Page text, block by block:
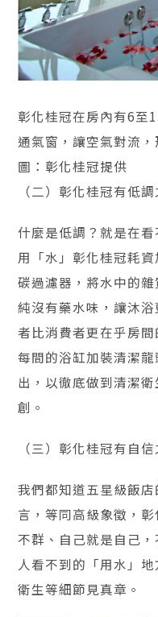
彰化桂冠在房內有6至
通氣窗，讓空氣對流
圖：彰化桂冠提供
（二）彰化桂冠有低
什麼是低調？就是在
用「水」彰化桂冠耗
碳過濾器，將水中的
純沒有藥水味，讓沐
者比消費者更在乎房
每間的浴缸加裝清潔
出，以徹底做到清潔
創。
（三）彰化桂冠有自
我們都知道五星級飯
言，等同高級象徵，
不群、自己就是自己
人看不到的「用水」
衛生等細節見真章。